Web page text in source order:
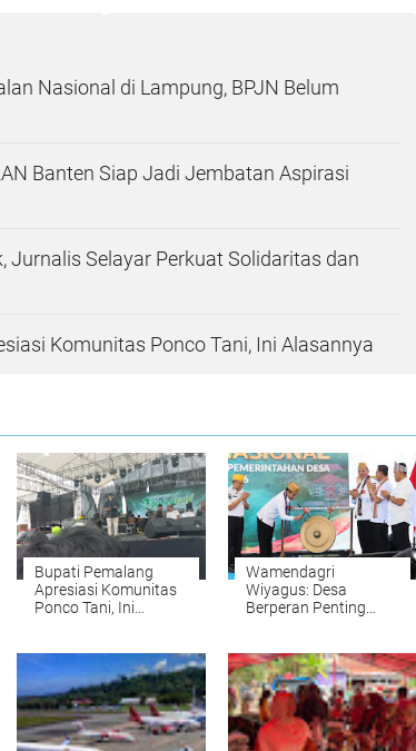
Nasional di Lampung, BPJN Belum
Banten Siap Jadi Jembatan Aspirasi
Jurnalis Selayar Perkuat Solidaritas dan
Komunitas Ponco Tani, Ini Alasannya
Bupati Pemalang
Apresiasi Komunitas
Ponco Tani, Ini
Wamendagri
Wiyagus: Desa
Berperan Penting
Ketidakpastian Global